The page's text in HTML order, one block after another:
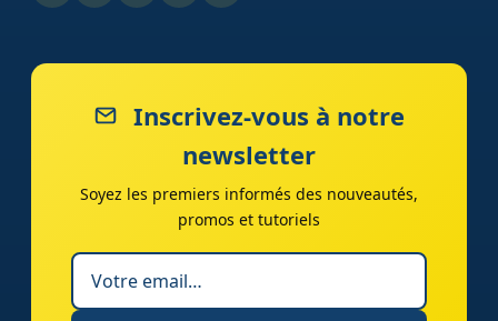
Inscrivez-vous à notre
newsletter
Soyez les premiers informés des nouveautés,
promos et tutoriels